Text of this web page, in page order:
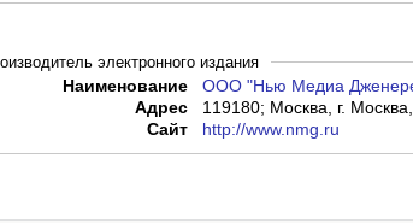
электронного издания
Наименование
ООО "Нью Медиа
Адрес
119180; Москва, г.
Сайт
http://www.nmg.ru